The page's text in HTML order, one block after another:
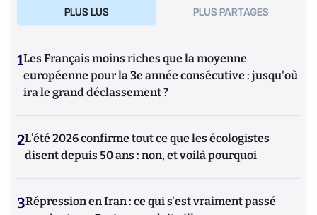
PLUS LUS PLUS PARTAGES
1Les Français moins riches que la moyenne
européenne pour la 3e année consécutive : jusqu'où
ira le grand déclassement ?
2L’été 2026 confirme tout ce que les écologistes
disent depuis 50 ans : non, et voilà pourquoi
3Répression en Iran : ce qui s'est vraiment passé